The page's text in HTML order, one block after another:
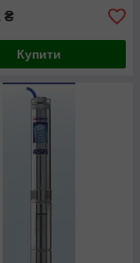
₴
Купити